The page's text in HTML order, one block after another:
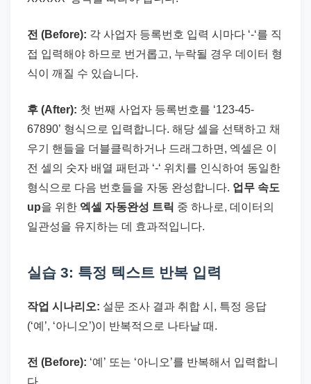
전 (Before): 각 사업자 등록번호 입력 시마다 ‘-‘를 직
접 입력해야 하므로 번거롭고, 누락될 경우 데이터 형
식이 깨질 수 있습니다.
후 (After): 첫 번째 사업자 등록번호를 ‘123-45-
67890’ 형식으로 입력합니다. 해당 셀을 선택하고 채
우기 핸들을 더블클릭하거나 드래그하면, 엑셀은 이
전 셀의 숫자 배열 패턴과 ‘-‘ 위치를 인식하여 동일한
형식으로 다음 번호들을 자동 완성합니다. 업무 속도
up을 위한 엑셀 자동완성 트릭 중 하나로, 데이터의
일관성을 유지하는 데 효과적입니다.
실습 3: 특정 텍스트 반복 입력
작업 시나리오: 설문 조사 결과 취합 시, 특정 응답
(‘예’, ‘아니오’)이 반복적으로 나타날 때.
전 (Before): ‘예’ 또는 ‘아니오’를 반복해서 입력합니
다.